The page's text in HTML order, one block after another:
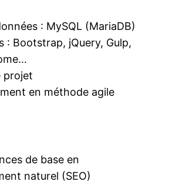
: MySQL (MariaDB)
: Bootstrap, jQuery, Gulp,
projet
en méthode agile
de base en
naturel (SEO)